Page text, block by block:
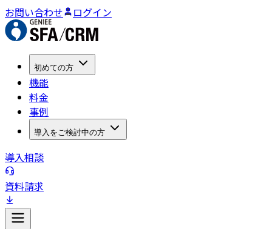
お問い合わせ ログイン
初めての方
機能
料金
事例
導入をご検討中の方
導入相談
資料請求